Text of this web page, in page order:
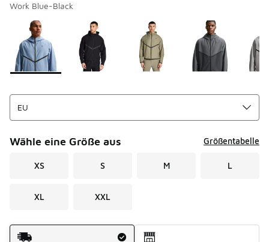
Work Blue-Black
Seite 1 von 1 zeigt die Farben 1 bis 6 von 6 an.
Bitte wählen Sie einen Stil aus
Wähle eine Größe aus Größentabelle
XS S M L
XL XXL
Versandart